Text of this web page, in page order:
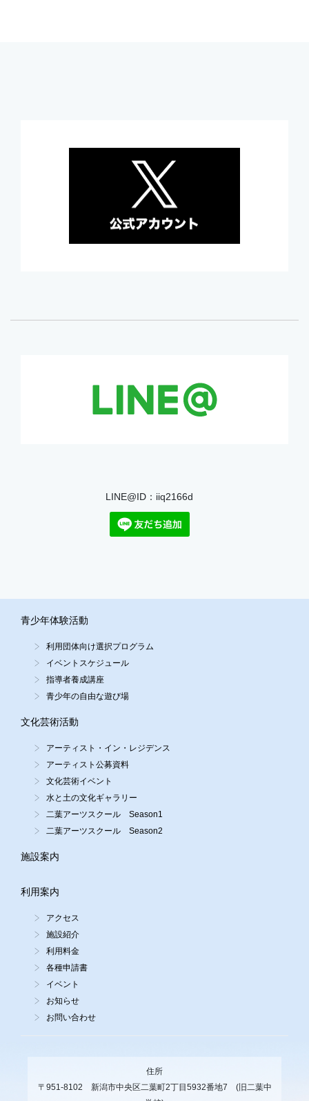
LINE@ID：iiq2166d
青少年体験活動
利用団体向け選択プログラム
イベントスケジュール
指導者養成講座
青少年の自由な遊び場
文化芸術活動
アーティスト・イン・レジデンス
アーティスト公募資料
文化芸術イベント
水と土の文化ギャラリー
二葉アーツスクール Season1
二葉アーツスクール Season2
施設案内
利用案内
アクセス
施設紹介
利用料金
各種申請書
イベント
お知らせ
お問い合わせ
住所
〒951-8102 新潟市中央区二葉町2丁目5932番地7 (旧二葉中